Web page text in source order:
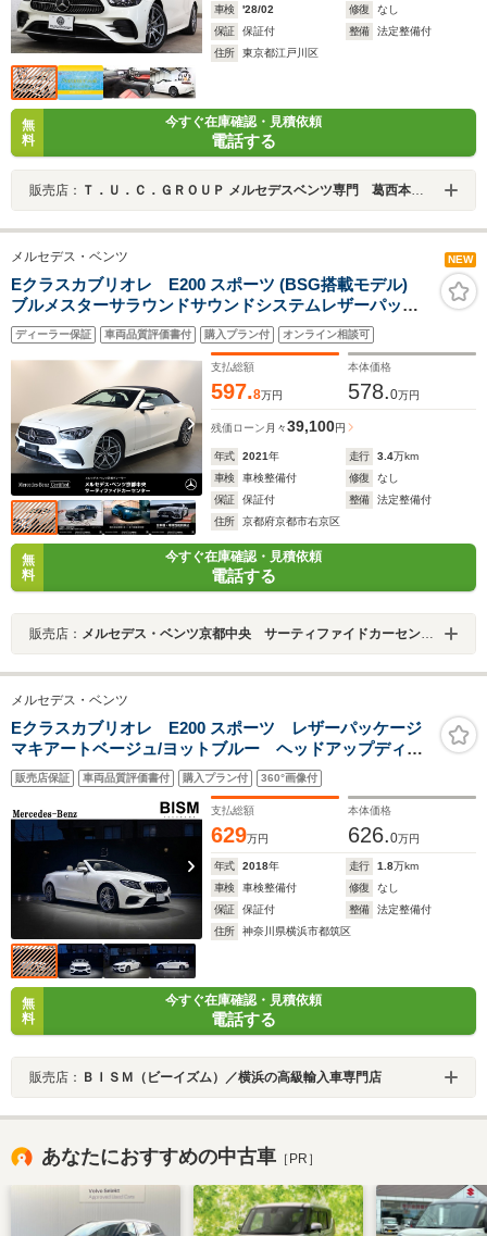
車検
'28/02 修復
なし
保証
保証付 整備
法定整備付
住所
東京都江戸川区
無
料
今すぐ在庫確認・見積依頼
電話する
販売店： Ｔ．Ｕ．Ｃ．ＧＲＯＵＰ メルセデスベンツ専門 葛西本店／（株）ティーユーシー
メルセデス・ベンツ NEW
Eクラスカブリオレ E200 スポーツ (BSG搭載モデル)
ブルメスターサラウンドサウンドシステムレザーパッケ
ージレーダーセーフティパッケージETCパワーシートシ
ートヒーターヘッドアップディスプレイダイヤモンドホ
ワイト
ディーラー保証 車両品質評価書付 購入プラン付 オンライン相談可
支払総額
597.8万円
本体価格
578.0万円
残価ローン 月々39,100円
年式 2021年 走行 3.4万km
車検
車検整備付 修復
なし
保証
保証付 整備
法定整備付
住所
京都府京都市右京区
無
料
今すぐ在庫確認・見積依頼
電話する
販売店： メルセデス・ベンツ京都中央 サーティファイドカーセンター
メルセデス・ベンツ
Eクラスカブリオレ E200 スポーツ レザーパッケージ
マキアートベージュ/ヨットブルー ヘッドアップディス
プレイ 全周囲カメラ バリオルーフ レーダーセーフ
ティ パフュームアトマイザー ブルメスターサウン
ド AMG19インチホイール 禁煙
販売店保証 車両品質評価書付 購入プラン付 360°画像付
支払総額
629万円
本体価格
626.0万円
年式 2018年 走行 1.8万km
車検
車検整備付 修復
なし
保証
保証付 整備
法定整備付
住所
神奈川県横浜市都筑区
無
料
今すぐ在庫確認・見積依頼
電話する
販売店： ＢＩＳＭ（ビーイズム）／横浜の高級輸入車専門店
あなたにおすすめの中古車 ［PR］